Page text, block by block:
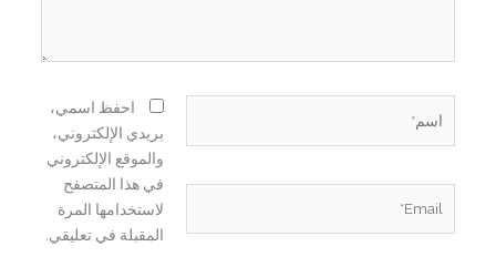
احفظ اسمي،
بريدي الإلكتروني،
والموقع الإلكتروني
في هذا المتصفح
لاستخدامها المرة
المقبلة في تعليقي.